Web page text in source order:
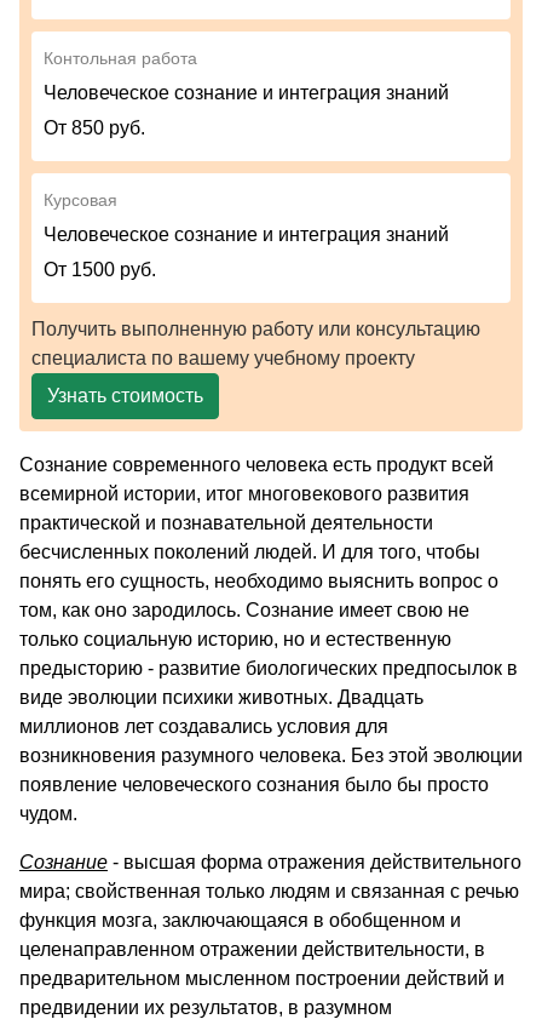
Контольная работа
Человеческое сознание и интеграция знаний
От 850 руб.
Курсовая
Человеческое сознание и интеграция знаний
От 1500 руб.
Получить выполненную работу или консультацию
специалиста по вашему учебному проекту
Узнать стоимость
Сознание современного человека есть продукт всей
всемирной истории, итог многовекового развития
практической и познавательной деятельности
бесчисленных поколений людей. И для того, чтобы
понять его сущность, необходимо выяснить вопрос о
том, как оно зародилось. Сознание имеет свою не
только социальную историю, но и естественную
предысторию - развитие биологических предпосылок в
виде эволюции психики животных. Двадцать
миллионов лет создавались условия для
возникновения разумного человека. Без этой эволюции
появление человеческого сознания было бы просто
чудом.
Сознание - высшая форма отражения действительного
мира; свойственная только людям и связанная с речью
функция мозга, заключающаяся в обобщенном и
целенаправленном отражении действительности, в
предварительном мысленном построении действий и
предвидении их результатов, в разумном